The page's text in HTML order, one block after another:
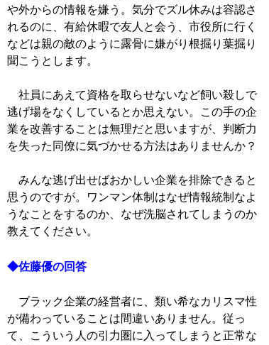
や外からの情報を嫌う。気分でズル休みは容認さ
れるのに、有給休暇で友人と会う、市役所に行く
などは親の敵のように露骨に嫌がり根掘り葉掘り
聞こうとします。
社員にあえて資格を取らせないなど飼い殺しで
逃げ場をなくしているとか思えない。この手の企
業を改善することは無理だと思いますが、判断力
を失った同僚に気づかせる方法はありませんか？
みんな逃げ出せばおかしい企業を排除できると
思うのですが。ワンマン体制はなぜ情報統制なよ
うなことをするのか、なぜ洗脳されてしまうのか
教えてください。
◆佐藤優の回答
ブラック企業の経営者に、類い希なカリスマ性
が備わっていることは間違いありません。従っ
て、こういう人の引力圏に入ってしまうと正常な